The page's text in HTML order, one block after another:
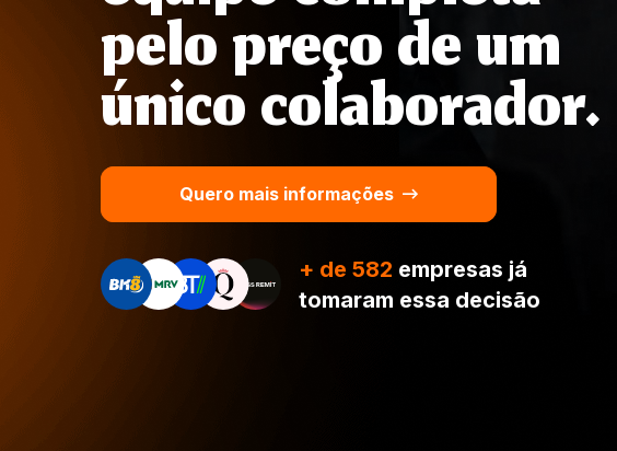
pelo preço de um
único colaborador.
Quero mais informações
+ de 582 empresas já
tomaram essa decisão